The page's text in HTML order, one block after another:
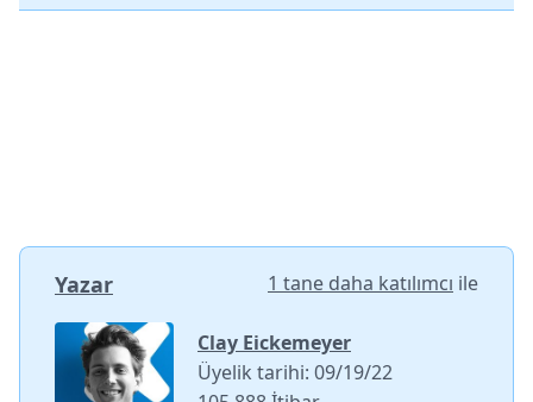
Yazar 1 tane daha katılımcı ile
Clay Eickemeyer
Üyelik tarihi: 09/19/22